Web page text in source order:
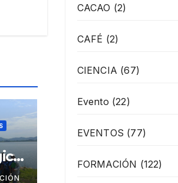
CACAO (2)
CAFÉ (2)
CIENCIA (67)
Evento (22)
EVENTOS (77)
FORMACIÓN (122)